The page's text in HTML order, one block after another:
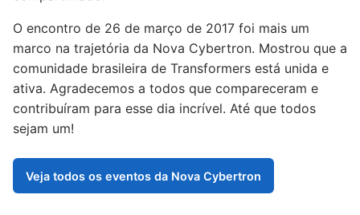
O encontro de 26 de março de 2017 foi mais um
marco na trajetória da Nova Cybertron. Mostrou que a
comunidade brasileira de Transformers está unida e
ativa. Agradecemos a todos que compareceram e
contribuíram para esse dia incrível. Até que todos
sejam um!
Veja todos os eventos da Nova Cybertron